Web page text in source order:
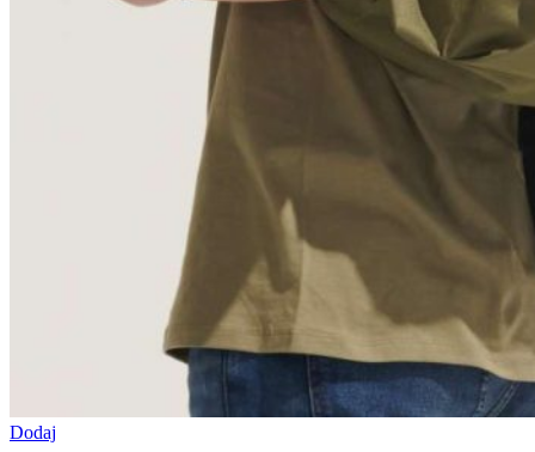
Dodaj